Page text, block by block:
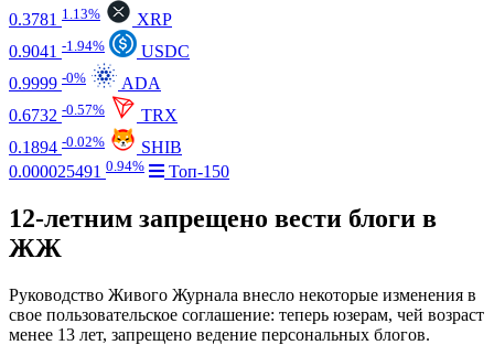
0.3781 1.13%
XRP
0.9041 -1.94%
USDC
0.9999 -0%
ADA
0.6732 -0.57%
TRX
0.1894 -0.02%
SHIB
0.000025491 0.94% Топ-150
12-летним запрещено вести блоги в
ЖЖ
Руководство Живого Журнала внесло некоторые изменения в
свое пользовательское соглашение: теперь юзерам, чей возраст
менее 13 лет, запрещено ведение персональных блогов.